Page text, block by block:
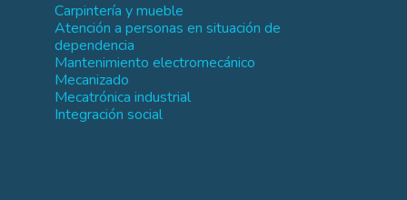
Carpintería y mueble
Atención a personas en situación de
dependencia
Mantenimiento electromecánico
Mecanizado
Mecatrónica industrial
Integración social